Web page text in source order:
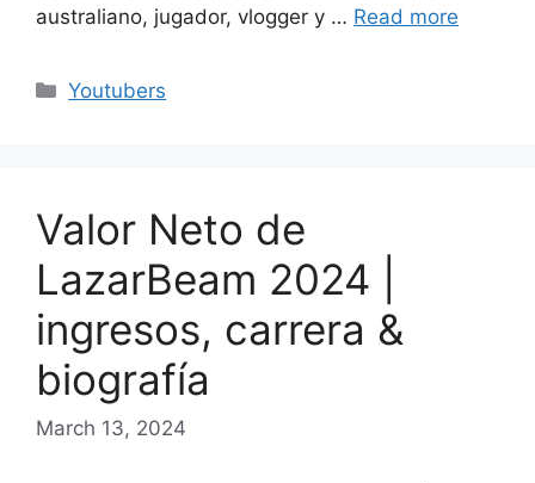
australiano, jugador, vlogger y … Read more
Categories
Youtubers
Valor Neto de
LazarBeam 2024 |
ingresos, carrera &
biografía
March 13, 2024